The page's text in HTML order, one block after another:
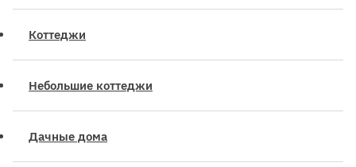
Коттеджи
Небольшие коттеджи
Дачные дома